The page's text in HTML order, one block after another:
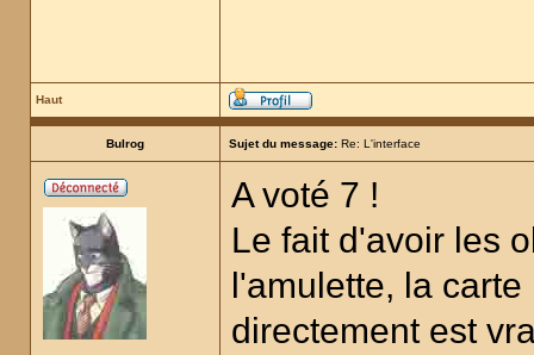
Haut
Bulrog Sujet du message: Re: L'interface
A voté 7 !
Le fait d'avoir les
l'amulette, la
directement est